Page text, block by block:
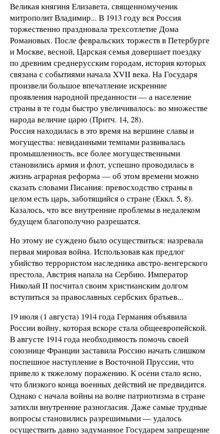
Великая княгиня Елизавета, священномученик
митрополит Владимир... В 1913 году вся Россия
торжественно праздновала трехсотлетие Дома
Романовых. После февральских торжеств в Петербурге
и Москве, весной, Царская семья довершает поездку
по древним среднерусским городам, история которых
связана с событиями начала XVII века. На Государя
произвели большое впечатление искренние
проявления народной преданности — а население
страны в те годы быстро увеличивалось: во множестве
народа величие царю (Притч. 14, 28).
Россия находилась в это время на вершине славы и
могущества: невиданными темпами развивалась
промышленность, все более могущественными
становились армия и флот, успешно проводилась в
жизнь аграрная реформа — об этом времени можно
сказать словами Писания: превосходство страны в
целом есть царь, заботящийся о стране (Еккл. 5, 8).
Казалось, что все внутренние проблемы в недалеком
будущем благополучно разрешатся.
Но этому не суждено было осуществиться: назревала
первая мировая война. Использовав как предлог
убийство террористом наследника австро-венгерского
престола, Австрия напала на Сербию. Император
Николай II посчитал своим христианским долгом
вступиться за православных сербских братьев...
19 июля (1 августа) 1914 года Германия объявила
России войну, которая вскоре стала общеевропейской.
В августе 1914 года необходимость помочь своей
союзнице Франции заставила Россию начать слишком
поспешное наступление в Восточной Пруссии, что
привело к тяжелому поражению. К осени стало ясно,
что близкого конца военных действий не предвидится.
Однако с начала войны на волне патриотизма в стране
затихли внутренние разногласия. Даже самые трудные
вопросы становились разрешимыми — удалось
осуществить давно задуманное Государем запрещение